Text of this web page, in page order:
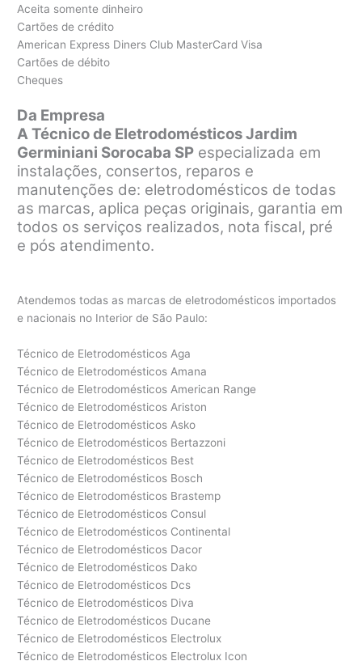
Aceita somente dinheiro
Cartões de crédito
American Express Diners Club MasterCard Visa
Cartões de débito
Cheques
Da Empresa
A Técnico de Eletrodomésticos Jardim
Germiniani Sorocaba SP especializada em
instalações, consertos, reparos e
manutenções de: eletrodomésticos de todas
as marcas, aplica peças originais, garantia em
todos os serviços realizados, nota fiscal, pré
e pós atendimento.
Atendemos todas as marcas de eletrodomésticos importados
e nacionais no Interior de São Paulo:
Técnico de Eletrodomésticos Aga
Técnico de Eletrodomésticos Amana
Técnico de Eletrodomésticos American Range
Técnico de Eletrodomésticos Ariston
Técnico de Eletrodomésticos Asko
Técnico de Eletrodomésticos Bertazzoni
Técnico de Eletrodomésticos Best
Técnico de Eletrodomésticos Bosch
Técnico de Eletrodomésticos Brastemp
Técnico de Eletrodomésticos Consul
Técnico de Eletrodomésticos Continental
Técnico de Eletrodomésticos Dacor
Técnico de Eletrodomésticos Dako
Técnico de Eletrodomésticos Dcs
Técnico de Eletrodomésticos Diva
Técnico de Eletrodomésticos Ducane
Técnico de Eletrodomésticos Electrolux
Técnico de Eletrodomésticos Electrolux Icon